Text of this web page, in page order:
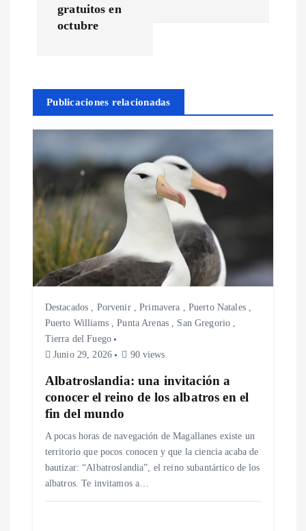
a
c
ó
n
d
e
gratuitos en
octubre
Publicaciones relacionadas
Destacados , Porvenir,Primavera , Puerto Natales,
Puerto Williams,Punta Arenas , San Gregorio ,
Tierra del Fuego
Junio 29, 2026
90 views
Albatroslandia: una invitación a
conocer el reino de los albatros en el
fin del mundo
A pocas horas de navegación de Magallanes existe un
territorio que pocos conocen y que la ciencia acaba de
bautizar: “Albatroslandia”, el reino subantártico de los
albatros. Te invitamos a…